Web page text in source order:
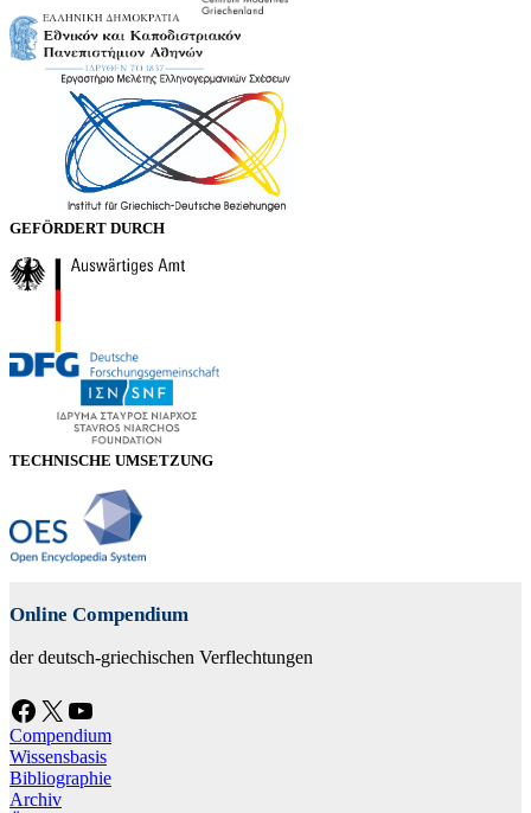
GEFÖRDERT DURCH
TECHNISCHE UMSETZUNG
Online Compendium
der deutsch-griechischen Verflechtungen
Facebook X YouTube
Compendium
Wissensbasis
Bibliographie
Archiv